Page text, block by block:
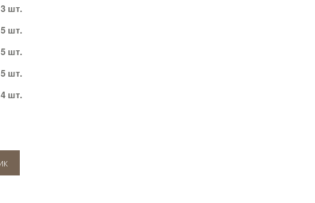
3 шт.
5 шт.
5 шт.
5 шт.
4 шт.